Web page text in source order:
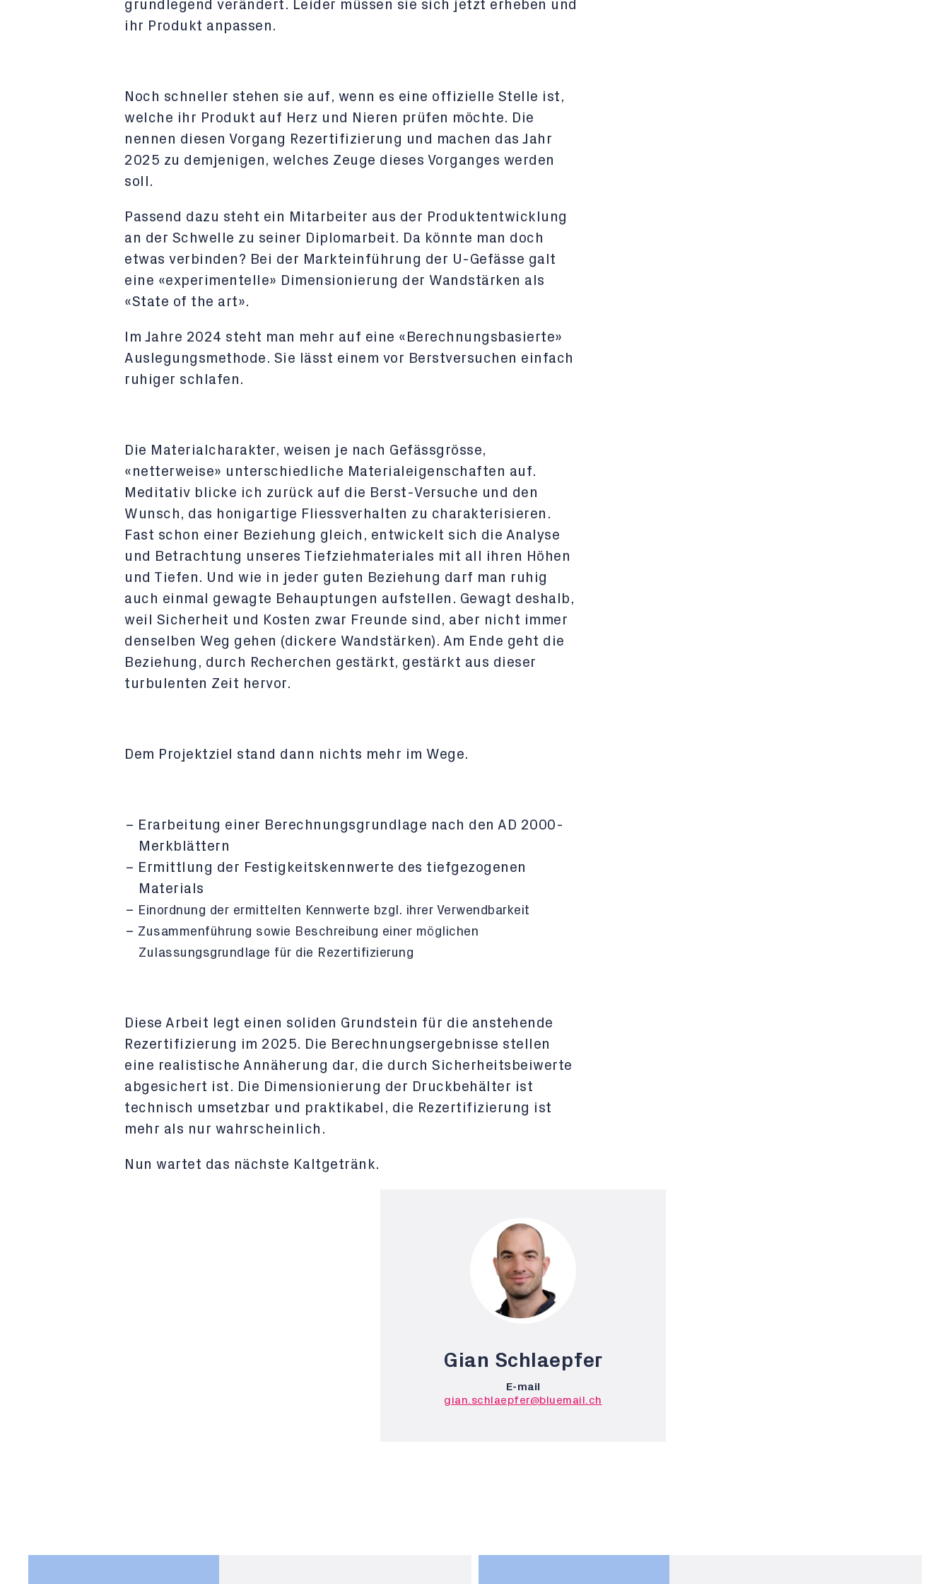
grundlegend verändert. Leider müssen sie sich jetzt erheben und
ihr Produkt anpassen.
Noch schneller stehen sie auf, wenn es eine offizielle Stelle ist,
welche ihr Produkt auf Herz und Nieren prüfen möchte. Die
nennen diesen Vorgang Rezertifizierung und machen das Jahr
2025 zu demjenigen, welches Zeuge dieses Vorganges werden
soll.
Passend dazu steht ein Mitarbeiter aus der Produktentwicklung
an der Schwelle zu seiner Diplomarbeit. Da könnte man doch
etwas verbinden? Bei der Markteinführung der U-Gefässe galt
eine «experimentelle» Dimensionierung der Wandstärken als
«State of the art».
Im Jahre 2024 steht man mehr auf eine «Berechnungsbasierte»
Auslegungsmethode. Sie lässt einem vor Berstversuchen einfach
ruhiger schlafen.
Die Materialcharakter, weisen je nach Gefässgrösse,
«netterweise» unterschiedliche Materialeigenschaften auf.
Meditativ blicke ich zurück auf die Berst-Versuche und den
Wunsch, das honigartige Fliessverhalten zu charakterisieren.
Fast schon einer Beziehung gleich, entwickelt sich die Analyse
und Betrachtung unseres Tiefziehmateriales mit all ihren Höhen
und Tiefen. Und wie in jeder guten Beziehung darf man ruhig
auch einmal gewagte Behauptungen aufstellen. Gewagt deshalb,
weil Sicherheit und Kosten zwar Freunde sind, aber nicht immer
denselben Weg gehen (dickere Wandstärken). Am Ende geht die
Beziehung, durch Recherchen gestärkt, gestärkt aus dieser
turbulenten Zeit hervor.
Dem Projektziel stand dann nichts mehr im Wege.
Erarbeitung einer Berechnungsgrundlage nach den AD 2000-
Merkblättern
Ermittlung der Festigkeitskennwerte des tiefgezogenen
Materials
Einordnung der ermittelten Kennwerte bzgl. ihrer Verwendbarkeit
Zusammenführung sowie Beschreibung einer möglichen
Zulassungsgrundlage für die Rezertifizierung
Diese Arbeit legt einen soliden Grundstein für die anstehende
Rezertifizierung im 2025. Die Berechnungsergebnisse stellen
eine realistische Annäherung dar, die durch Sicherheitsbeiwerte
abgesichert ist. Die Dimensionierung der Druckbehälter ist
technisch umsetzbar und praktikabel, die Rezertifizierung ist
mehr als nur wahrscheinlich.
Nun wartet das nächste Kaltgetränk.
Gian Schlaepfer
E-mail
gian.schlaepfer@bluemail.ch